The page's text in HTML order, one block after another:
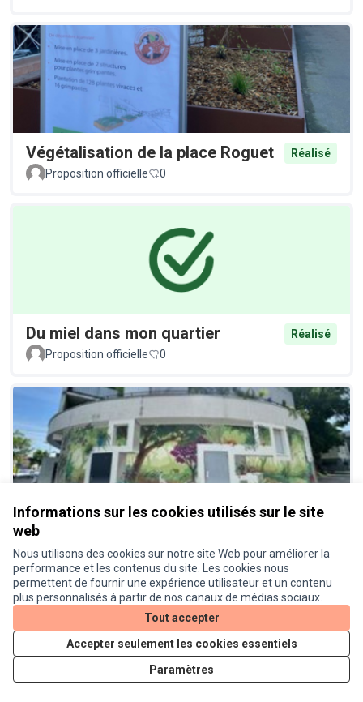
Informations sur les cookies utilisés sur le site
web
Nous utilisons des cookies sur notre site Web pour améliorer la
performance et les contenus du site. Les cookies nous
permettent de fournir une expérience utilisateur et un contenu
plus personnalisés à partir de nos canaux de médias sociaux.
Tout accepter
Accepter seulement les cookies essentiels
Paramètres
Végétalisation de la place Roguet
Réalisé
Proposition officielle
0
Du miel dans mon quartier
Réalisé
Proposition officielle
0
Une fresque au cœur du quartier
Bourrasol
Réalisé
Proposition officielle 0